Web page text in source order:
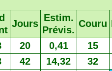
Jours
Estim.
Prévis.
Couru
20 0,41 15
42 14,32 32